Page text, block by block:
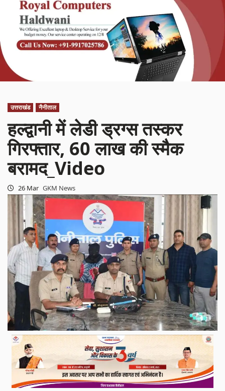
उत्तराखंड नैनीताल
हल्द्वानी में लेडी ड्रग्स तस्कर
गिरफ्तार, 60 लाख की स्मैक
बरामद_Video
26 Mar GKM News